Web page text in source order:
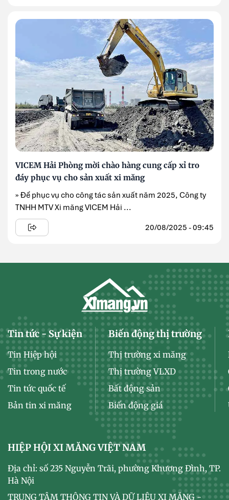
VICEM Hải Phòng mời chào hàng cung cấp xỉ tro
đáy phục vụ cho sản xuất xi măng
» Để phục vụ cho công tác sản xuất năm 2025, Công ty
TNHH MTV Xi măng VICEM Hải ...
20/08/2025 - 09:45
Tin tức - Sự kiện
Tin Hiệp hội
Tin trong nước
Tin tức quốc tế
Bản tin xi măng
Biến động thị trường
Thị trường xi măng
Thị trường VLXD
Bất động sản
Biến động giá
HIỆP HỘI XI MĂNG VIỆT NAM
Địa chỉ: số 235 Nguyễn Trãi, phường Khương Đình, TP.
Hà Nội
TRUNG TÂM THÔNG TIN VÀ DỮ LIỆU XI MĂNG -